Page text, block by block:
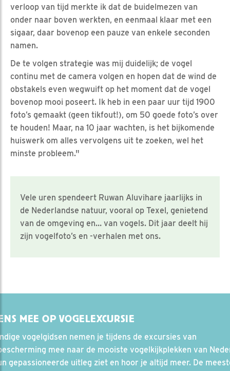
verloop van tijd merkte ik dat de buidelmezen van
onder naar boven werkten, en eenmaal klaar met een
sigaar, daar bovenop een pauze van enkele seconden
namen.
De te volgen strategie was mij duidelijk; de vogel
continu met de camera volgen en hopen dat de wind de
obstakels even wegwuift op het moment dat de vogel
bovenop mooi poseert. Ik heb in een paar uur tijd 1900
foto’s gemaakt (geen tikfout!), om 50 goede foto’s over
te houden! Maar, na 10 jaar wachten, is het bijkomende
huiswerk om alles vervolgens uit te zoeken, wel het
minste probleem."
Vele uren spendeert Ruwan Aluvihare jaarlijks in
de Nederlandse natuur, vooral op Texel, genietend
van de omgeving en… van vogels. Dit jaar deelt hij
zijn vogelfoto’s en -verhalen met ons.
MEE OP VOGELEXCURSIE
vogelgidsen nemen je tijdens de excursies van
mee naar de mooiste vogelkijkplekken van
gepassioneerde uitleg ziet en hoor je altijd meer. De